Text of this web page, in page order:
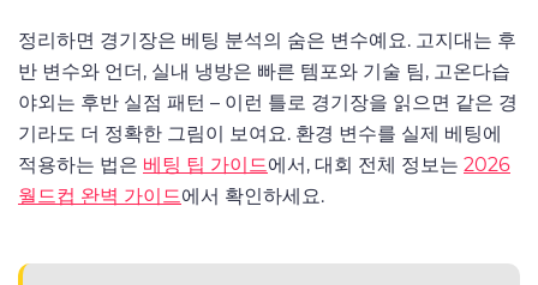
정리하면 경기장은 베팅 분석의 숨은 변수예요. 고지대는 후
반 변수와 언더, 실내 냉방은 빠른 템포와 기술 팀, 고온다습
야외는 후반 실점 패턴 – 이런 틀로 경기장을 읽으면 같은 경
기라도 더 정확한 그림이 보여요. 환경 변수를 실제 베팅에
적용하는 법은 베팅 팁 가이드에서, 대회 전체 정보는 2026
월드컵 완벽 가이드에서 확인하세요.